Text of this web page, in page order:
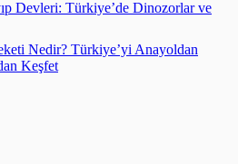
Devleri: Türkiye’de Dinozorlar ve
Nedir? Türkiye’yi Anayoldan
Keşfet